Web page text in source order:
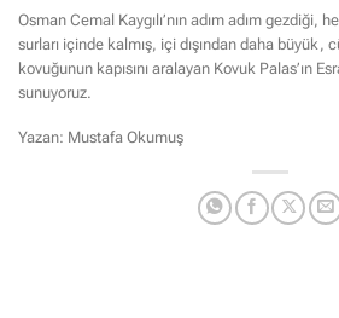
Osman Cemal Kaygılı’nın adım adım gezdiği,
surları içinde kalmış, içi dışından daha büyük,
kovuğunun kapısını aralayan Kovuk Palas’ın
sunuyoruz.
Yazan: Mustafa Okumuş